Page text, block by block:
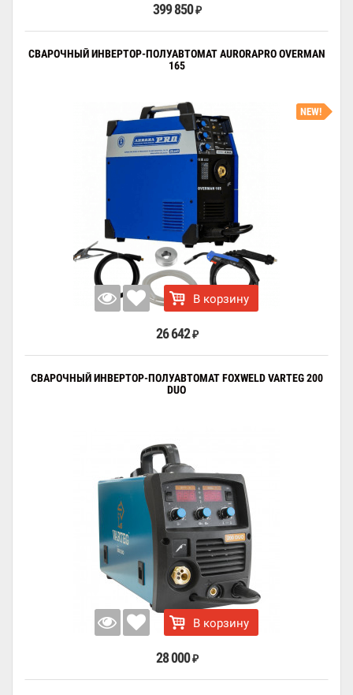
399 850 ₽
СВАРОЧНЫЙ ИНВЕРТОР-ПОЛУАВТОМАТ AURORAPRO OVERMAN
165
NEW!
В корзину
26 642 ₽
СВАРОЧНЫЙ ИНВЕРТОР-ПОЛУАВТОМАТ FOXWELD VARTEG 200
DUO
В корзину
28 000 ₽